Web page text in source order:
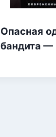
Опасная
бандита